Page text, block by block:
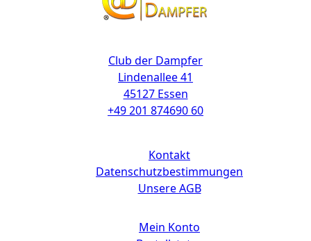
Club der Dampfer
Lindenallee 41
45127 Essen
+49 201 874690 60
Kontakt
Datenschutzbestimmungen
Unsere AGB
Mein Konto